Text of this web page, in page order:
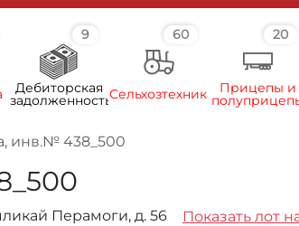
9
Дебиторская
задолженность
60
Сельхозтехника
20
Прицепы и
инв.№ 438_500
Перамоги, д. 56 Показать лот